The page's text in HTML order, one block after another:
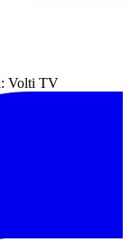
Volti TV